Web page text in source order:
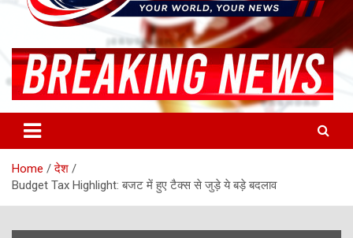
Princenews Daily
Home
देश
Budget Tax Highlight: बजट में हुए टैक्स से जुड़े ये बड़े बदलाव